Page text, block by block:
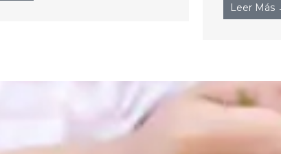
Leer Más